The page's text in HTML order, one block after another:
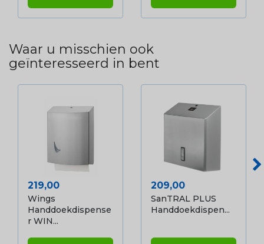
Waar u misschien ook
geïnteresseerd in bent
Prijs
219,00
Wings
Handdoekdispense
R WIN...
Prijs
209,00
SanTRAL PLUS
Handdoekdispen...